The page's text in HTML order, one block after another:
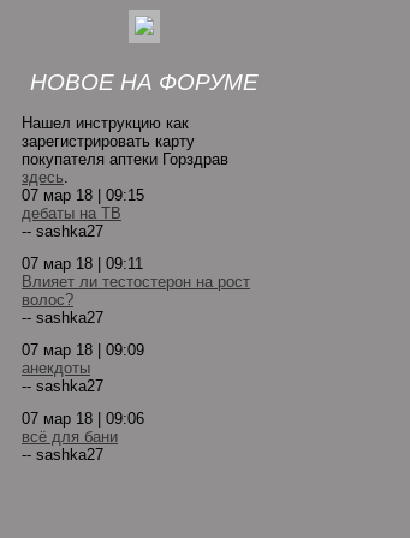
НОВОЕ НА ФОРУМЕ
Нашел инструкцию как
зарегистрировать карту
покупателя аптеки Горздрав
здесь.
07 мар 18 | 09:15
дебаты на ТВ
-- sashka27
07 мар 18 | 09:11
Влияет ли тестостерон на рост
волос?
-- sashka27
07 мар 18 | 09:09
анекдоты
-- sashka27
07 мар 18 | 09:06
всё для бани
-- sashka27